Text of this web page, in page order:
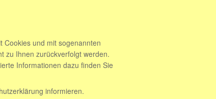
Cookies und mit sogenannten
zu Ihnen zurückverfolgt werden.
Informationen dazu finden Sie
informieren.